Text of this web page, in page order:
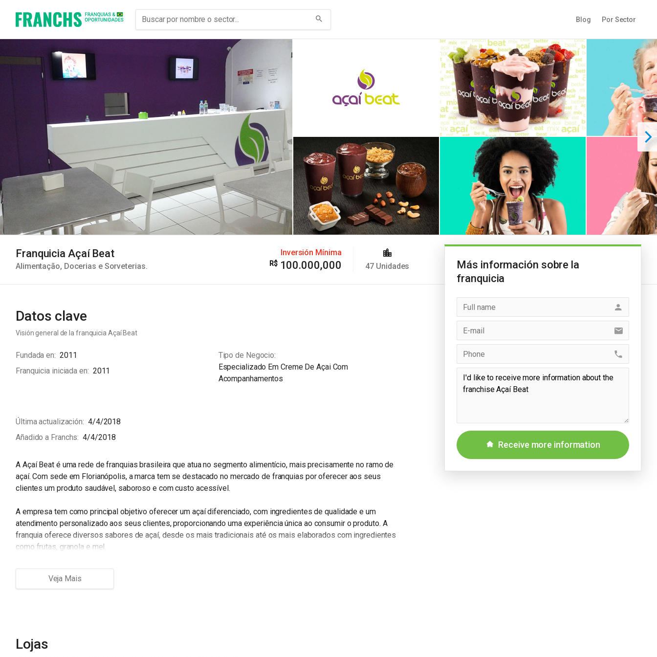
Blog Por Sector
Franquicia Açaí Beat
Alimentação, Docerias e Sorveterias.
Inversión Mínima
100.000,000 47 Unidades
Datos clave
Visión general de la franquicia Açaí Beat
Fundada en
2011
Franquicia iniciada en
2011
Tipo de Negocio
Especializado Em Creme De Açai Com
Acompanhamentos
Última actualización 4/4/2018
Añadido a Franchs 4/4/2018
A Açaí Beat é uma rede de franquias brasileira que atua no segmento alimentício, mais precisamente no ramo de
açaí. Com sede em Florianópolis, a marca tem se destacado no mercado de franquias por oferecer aos seus
clientes um produto saudável, saboroso e com custo acessível.
A empresa tem como principal objetivo oferecer um açaí diferenciado, com ingredientes de qualidade e um
atendimento personalizado aos seus clientes, proporcionando uma experiência única ao consumir o produto. A
franquia oferece diversos sabores de açaí, desde os mais tradicionais até os mais elaborados com ingredientes
como frutas, granola e mel.
Além disso, a Açaí Beat também se preocupa com a sustentabilidade, utilizando embalagens biodegradáveis e
incentivando a reciclagem. A empresa ainda investe no desenvolvimento de novos produtos, como sucos e
com um suporte completo aos seus franqueados.
Lojas
Más información sobre la
franquicia
Receive more information